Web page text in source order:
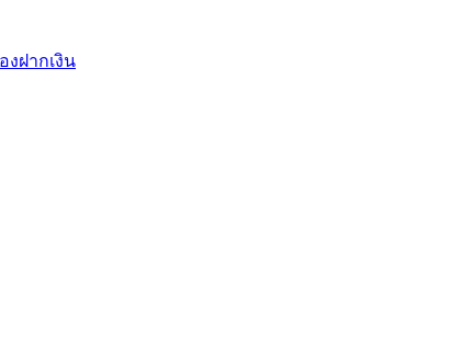
ฝากเงิน